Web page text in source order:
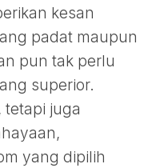
kesan
padat maupun
pun tak perlu
superior.
tetapi juga
yang dipilih